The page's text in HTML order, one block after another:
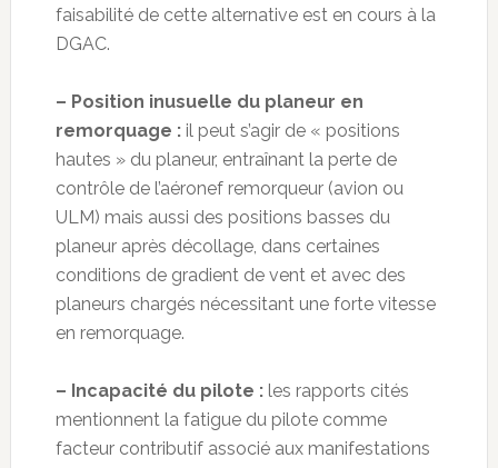
faisabilité de cette alternative est en cours à la
DGAC.
– Position inusuelle du planeur en
remorquage :il peut s’agir de « positions
hautes » du planeur, entraînant la perte de
contrôle de l’aéronef remorqueur (avion ou
ULM) mais aussi des positions basses du
planeur après décollage, dans certaines
conditions de gradient de vent et avec des
planeurs chargés nécessitant une forte vitesse
en remorquage.
– Incapacité du pilote :les rapports cités
mentionnent la fatigue du pilote comme
facteur contributif associé aux manifestations